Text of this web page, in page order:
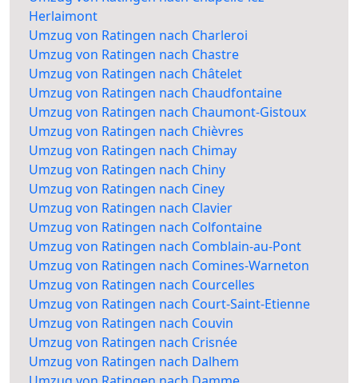
Herlaimont
Umzug von Ratingen nach Charleroi
Umzug von Ratingen nach Chastre
Umzug von Ratingen nach Châtelet
Umzug von Ratingen nach Chaudfontaine
Umzug von Ratingen nach Chaumont-Gistoux
Umzug von Ratingen nach Chièvres
Umzug von Ratingen nach Chimay
Umzug von Ratingen nach Chiny
Umzug von Ratingen nach Ciney
Umzug von Ratingen nach Clavier
Umzug von Ratingen nach Colfontaine
Umzug von Ratingen nach Comblain-au-Pont
Umzug von Ratingen nach Comines-Warneton
Umzug von Ratingen nach Courcelles
Umzug von Ratingen nach Court-Saint-Etienne
Umzug von Ratingen nach Couvin
Umzug von Ratingen nach Crisnée
Umzug von Ratingen nach Dalhem